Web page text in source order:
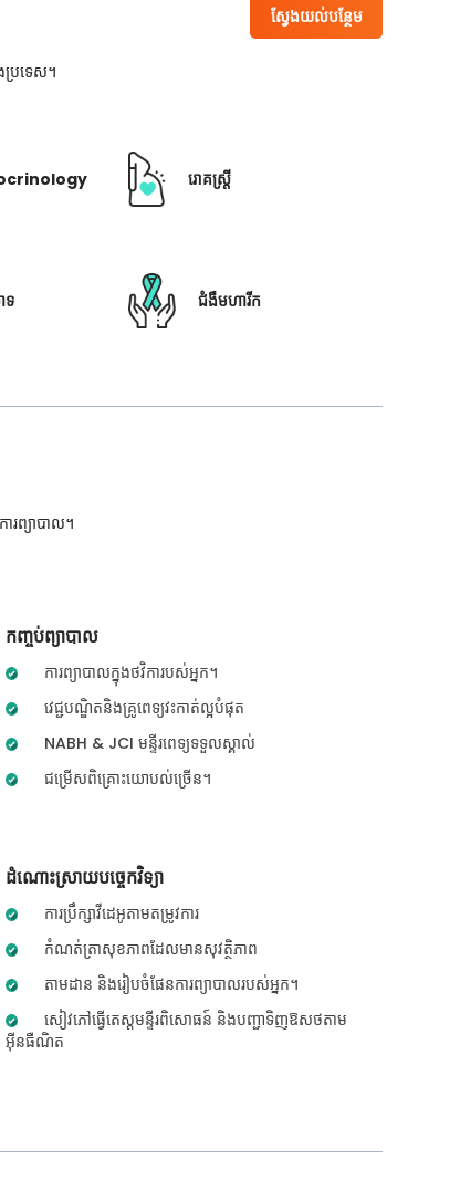
ស្វែងយល់បន្ថែម
ប្រទេស។
រោគស្ត្រី
ទ ជំងឺមហារីក
រព្យាបាល។
កញ្ចប់ព្យាបាល
ការព្យាបាលក្នុងថវិការបស់អ្នក។
វេជ្ជបណ្ឌិតនិងគ្រូពេទ្យវះកាត់ល្អបំផុត
NABH & JCI មន្ទីរពេទ្យទទួលស្គាល់
ជម្រើសពិគ្រោះយោបល់ច្រើន។
ដំណោះស្រាយបច្ចេកវិទ្យា
ការប្រឹក្សាវីដេអូតាមតម្រូវការ
កំណត់ត្រាសុខភាពដែលមានសុវត្ថិភាព
តាមដាន និងរៀបចំផែនការព្យាបាលរបស់អ្នក។
សៀវភៅធ្វើតេស្តមន្ទីរពិសោធន៍ និងបញ្ជាទិញឱសថតាម
អ៊ីនធឺណិត